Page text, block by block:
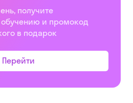
получите
и промокод
в подарок
Перейти